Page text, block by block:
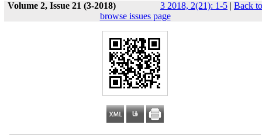
Volume 2, Issue 21 (3-2018) 3 2018, 2(21): 1-5 | Back to
browse issues page